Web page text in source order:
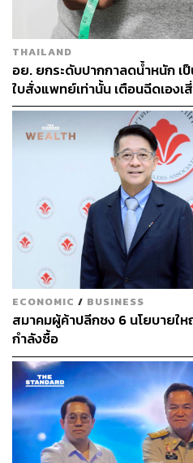
THAILAND
อย. ยกระดับปากกาลดน้ำหนัก เ
ใบสั่งแพทย์เท่านั้น เตือนฉีดเอง
ECONOMIC / BUSINESS
สมาคมผู้ค้าปลีกชง 6 นโยบายใ
กำลังซื้อ